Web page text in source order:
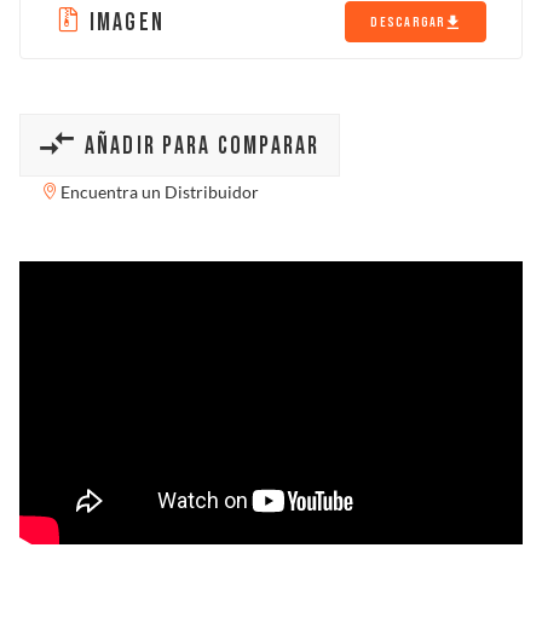
IMAGEN DESCARGAR
AÑADIR PARA COMPARAR
Encuentra un Distribuidor